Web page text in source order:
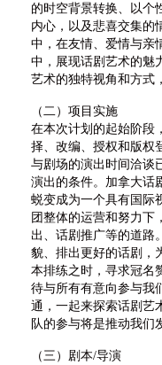
的时空背景转换、以个
内心，以及悲喜交集的
中，在友情、爱情与亲
中，展现话剧艺术的魅
艺术的独特视角和方式
（二）项目实施
在本次计划的起始阶段
择、改编、授权和版权
与剧场的演出时间洽谈
演出的条件。加拿大话
蜕变成为一个具有国际
团整体的运营和努力下
出、话剧推广等的道路
貌、排出更好的话剧，
本排练之时，寻求冠名
待与所有有意向参与我
通，一起来探索话剧艺
队的参与将是推动我们
（三）剧本/导演